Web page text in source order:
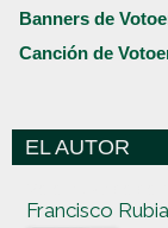
Banners de
Canción de
EL AUTOR
Francisco